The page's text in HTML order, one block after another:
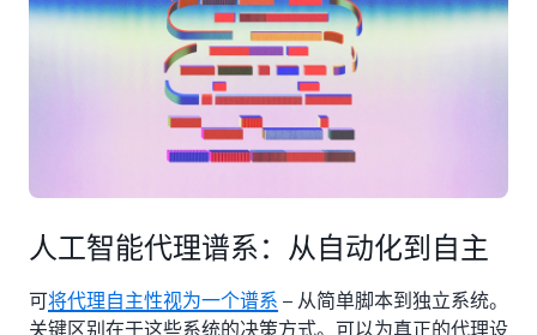
人工智能代理谱系：从自动化到自主
可将代理自主性视为一个谱系 – 从简单脚本到独立系统。
关键区别在于这些系统的决策方式。可以为真正的代理设